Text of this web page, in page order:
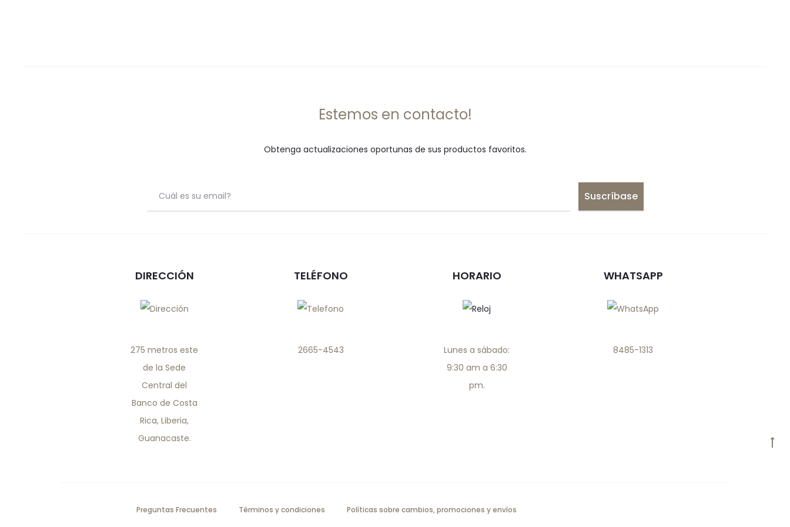
Estemos en contacto!
Obtenga actualizaciones oportunas de sus productos favoritos.
DIRECCIÓN
275 metros este
de la Sede
Central del
Banco de Costa
Rica, Liberia,
Guanacaste.
TELÉFONO
2665-4543
HORARIO
Lunes a sábado:
9:30 am a 6:30
pm.
WHATSAPP
8485-1313
Preguntas Frecuentes Términos y condiciones Políticas sobre cambios, promociones y envíos